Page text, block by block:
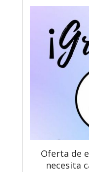
Oferta de
necesita